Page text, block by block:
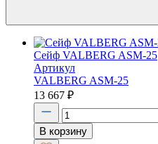
Сейф VALBERG ASM-25
Артикул
VALBERG ASM-25
13 667 ₽
В корзину